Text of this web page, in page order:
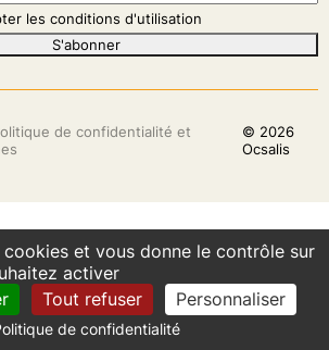
les conditions d'utilisation
S'abonner
de confidentialité et
© 2026
Ocsalis
et vous donne le contrôle sur
activer
Tout refuser Personnaliser
de confidentialité